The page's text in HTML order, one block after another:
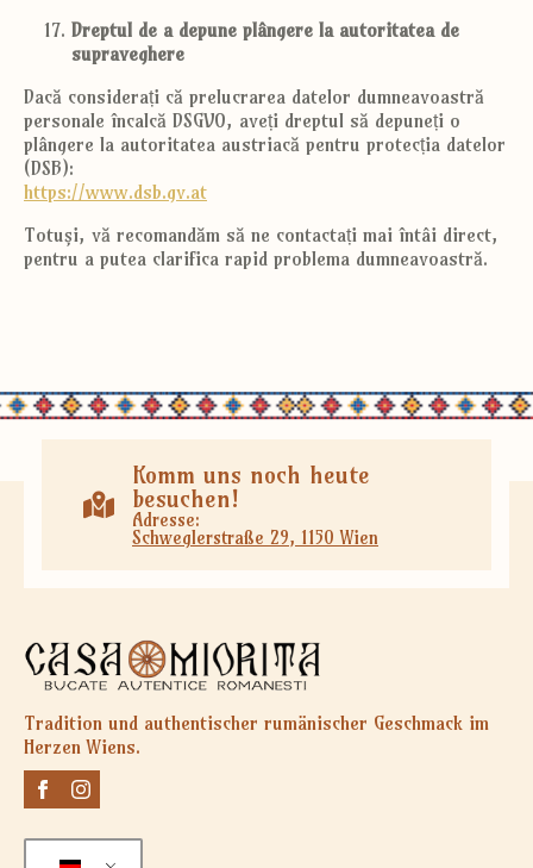
Dreptul de a depune plângere la autoritatea de
supraveghere
Dacă considerați că prelucrarea datelor dumneavoastră
personale încalcă DSGVO, aveți dreptul să depuneți o
plângere la autoritatea austriacă pentru protecția datelor
(DSB):
https://www.dsb.gv.at
Totuși, vă recomandăm să ne contactați mai întâi direct,
pentru a putea clarifica rapid problema dumneavoastră.
Komm uns noch heute
besuchen!
Adresse:
Schweglerstraße 29, 1150 Wien
Tradition und authentischer rumänischer Geschmack im
Herzen Wiens.